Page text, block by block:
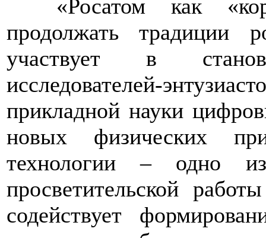
«Росатом как
продолжать традиции
участвует в
исследователей-
прикладной науки
новых физических
технологии – одно из
просветительской
содействует